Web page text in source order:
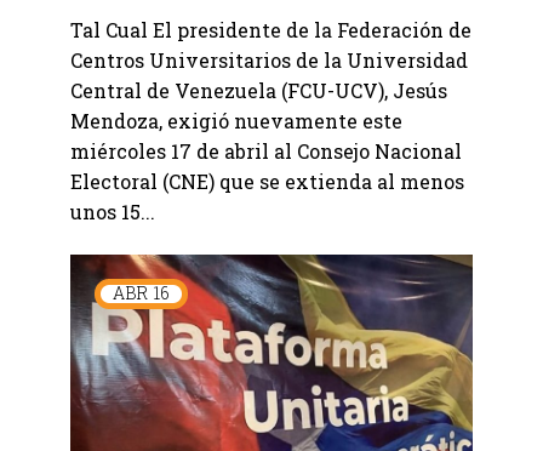
Tal Cual El presidente de la Federación de
Centros Universitarios de la Universidad
Central de Venezuela (FCU-UCV), Jesús
Mendoza, exigió nuevamente este
miércoles 17 de abril al Consejo Nacional
Electoral (CNE) que se extienda al menos
unos 15...
ABR 16